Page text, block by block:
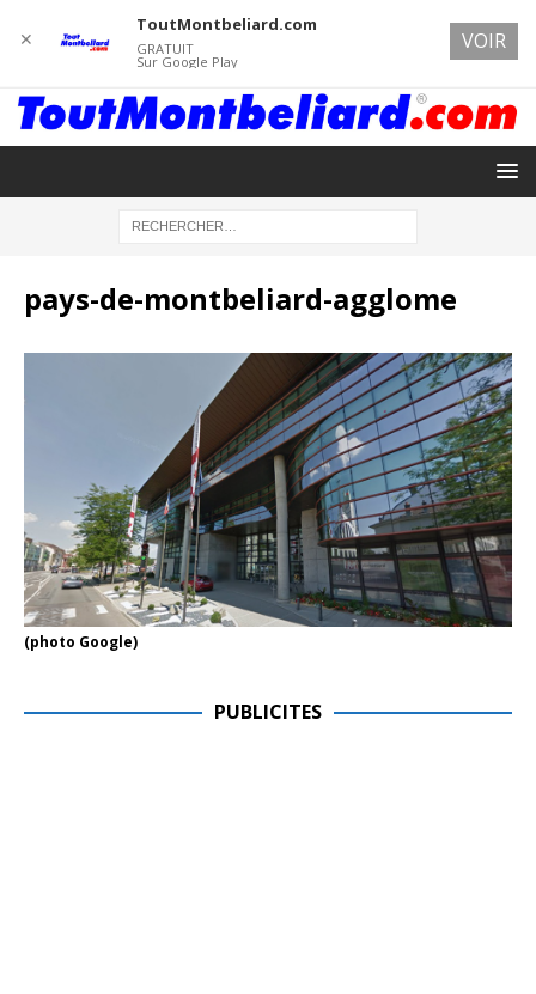
pays-de-montbeliard-agglome
(photo Google)
PUBLICITES
✕
ToutMontbeliard.com
GRATUIT
Sur Google Play
VOIR